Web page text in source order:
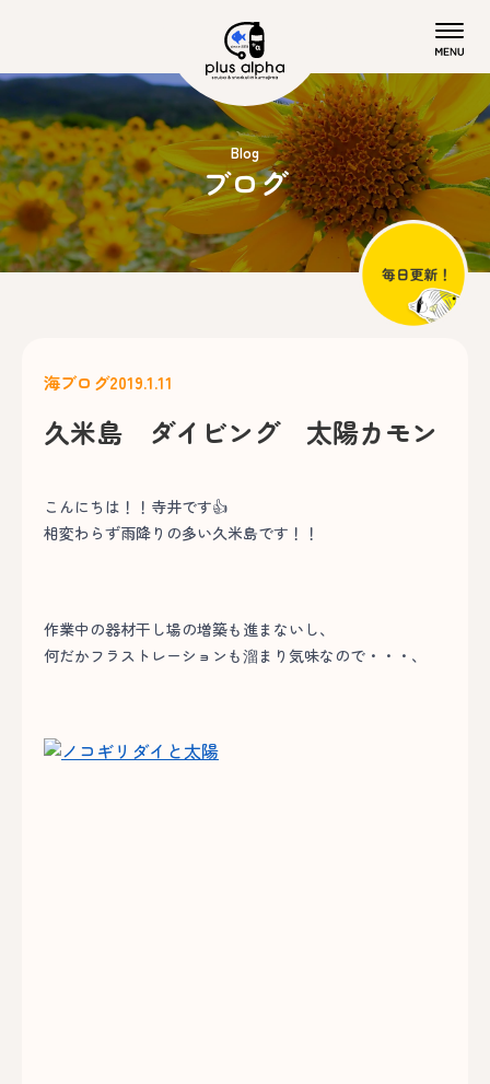
Blog
ブログ
海ブログ2019.1.11
久米島 ダイビング 太陽カモン
こんにちは！！寺井です👍
相変わらず雨降りの多い久米島です！！
作業中の器材干し場の増築も進まないし、
何だかフラストレーションも溜まり気味なので・・・、